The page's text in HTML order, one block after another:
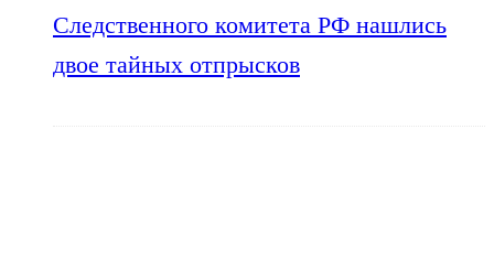
Следственного комитета РФ нашлись
двое тайных отпрысков